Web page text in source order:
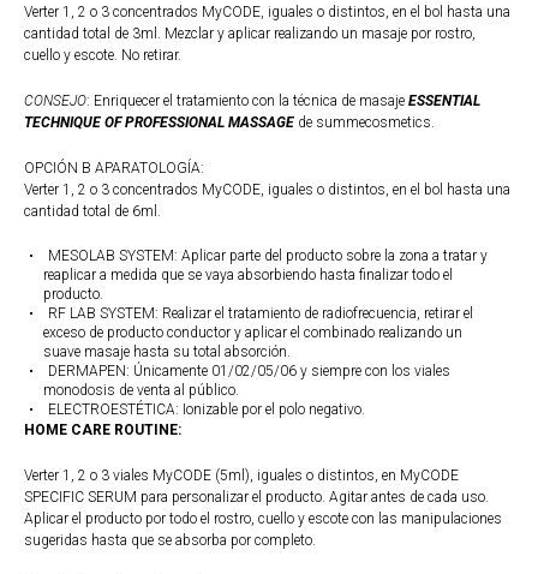
Verter 1, 2 o 3 concentrados MyCODE, iguales o distintos, en el bol hasta una
cantidad total de 3ml. Mezclar y aplicar realizando un masaje por rostro,
cuello y escote. No retirar.
CONSEJO: Enriquecer el tratamiento con la técnica de masaje ESSENTIAL
TECHNIQUE OF PROFESSIONAL MASSAGE de summecosmetics.
OPCIÓN B APARATOLOGÍA:
Verter 1, 2 o 3 concentrados MyCODE, iguales o distintos, en el bol hasta una
cantidad total de 6ml.
MESOLAB SYSTEM: Aplicar parte del producto sobre la zona a tratar y
reaplicar a medida que se vaya absorbiendo hasta finalizar todo el
producto.
RF LAB SYSTEM: Realizar el tratamiento de radiofrecuencia, retirar el
exceso de producto conductor y aplicar el combinado realizando un
suave masaje hasta su total absorción.
DERMAPEN: Únicamente 01/02/05/06 y siempre con los viales
monodosis de venta al público.
ELECTROESTÉTICA: Ionizable por el polo negativo.
HOME CARE ROUTINE:
Verter 1, 2 o 3 viales MyCODE (5ml), iguales o distintos, en MyCODE
SPECIFIC SERUM para personalizar el producto. Agitar antes de cada uso.
Aplicar el producto por todo el rostro, cuello y escote con las manipulaciones
sugeridas hasta que se absorba por completo.